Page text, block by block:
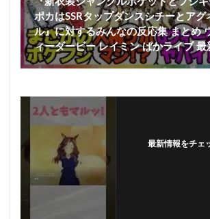
ポカはSSRタップダンスシチーとアグ
ル』に対するみんなの反応集 まとめ
ィーダービー レイミン ぱかライブ 最
最新情報をチェ